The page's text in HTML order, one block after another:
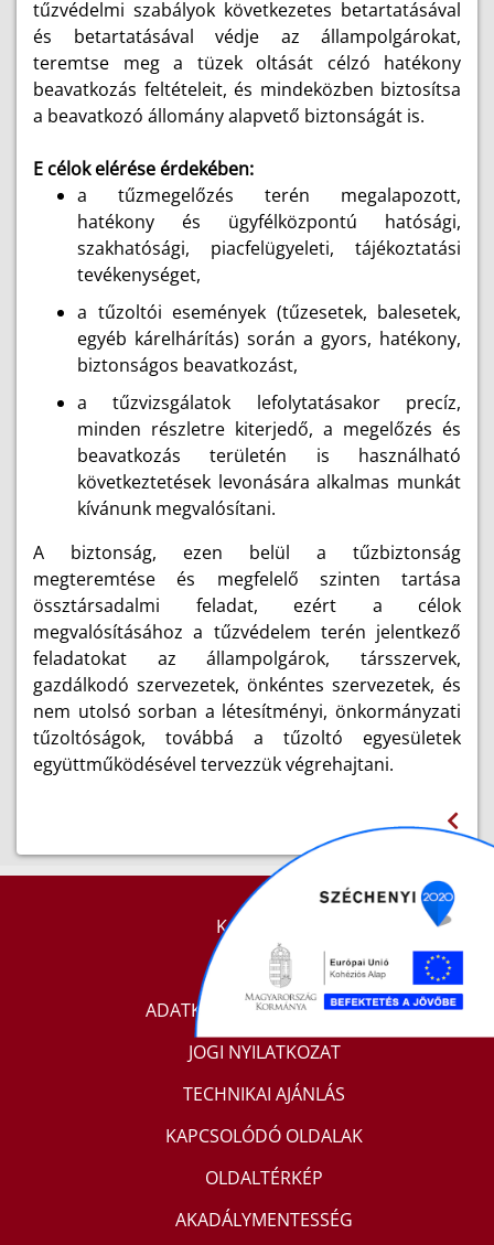
tűzvédelmi szabályok következetes betartatásával
és betartatásával védje az állampolgárokat,
teremtse meg a tüzek oltását célzó hatékony
beavatkozás feltételeit, és mindeközben biztosítsa
a beavatkozó állomány alapvető biztonságát is.
E célok elérése érdekében:
a tűzmegelőzés terén megalapozott,
hatékony és ügyfélközpontú hatósági,
szakhatósági, piacfelügyeleti, tájékoztatási
tevékenységet,
a tűzoltói események (tűzesetek, balesetek,
egyéb kárelhárítás) során a gyors, hatékony,
biztonságos beavatkozást,
a tűzvizsgálatok lefolytatásakor precíz,
minden részletre kiterjedő, a megelőzés és
beavatkozás területén is használható
következtetések levonására alkalmas munkát
kívánunk megvalósítani.
A biztonság, ezen belül a tűzbiztonság
megteremtése és megfelelő szinten tartása
össztársadalmi feladat, ezért a célok
megvalósításához a tűzvédelem terén jelentkező
feladatokat az állampolgárok, társszervek,
gazdálkodó szervezetek, önkéntes szervezetek, és
nem utolsó sorban a létesítményi, önkormányzati
tűzoltóságok, továbbá a tűzoltó egyesületek
együttműködésével tervezzük végrehajtani.
KAPCSOLAT
IMPRESSZUM
ADATKEZELÉSI TÁJÉKOZTATÓ
JOGI NYILATKOZAT
TECHNIKAI AJÁNLÁS
KAPCSOLÓDÓ OLDALAK
OLDALTÉRKÉP
AKADÁLYMENTESSÉG